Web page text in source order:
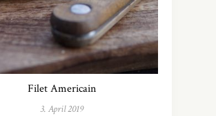
Filet Americain
3. April 2019